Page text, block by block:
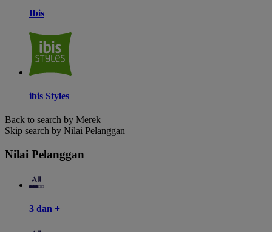
Ibis
ibis Styles
Back to search by Merek
Skip search by Nilai Pelanggan
Nilai Pelanggan
3 dan +